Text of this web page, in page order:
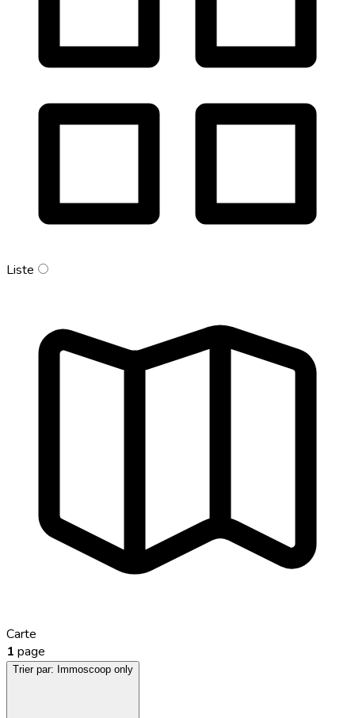
Liste
Carte
1 page
Trier par: Immoscoop only